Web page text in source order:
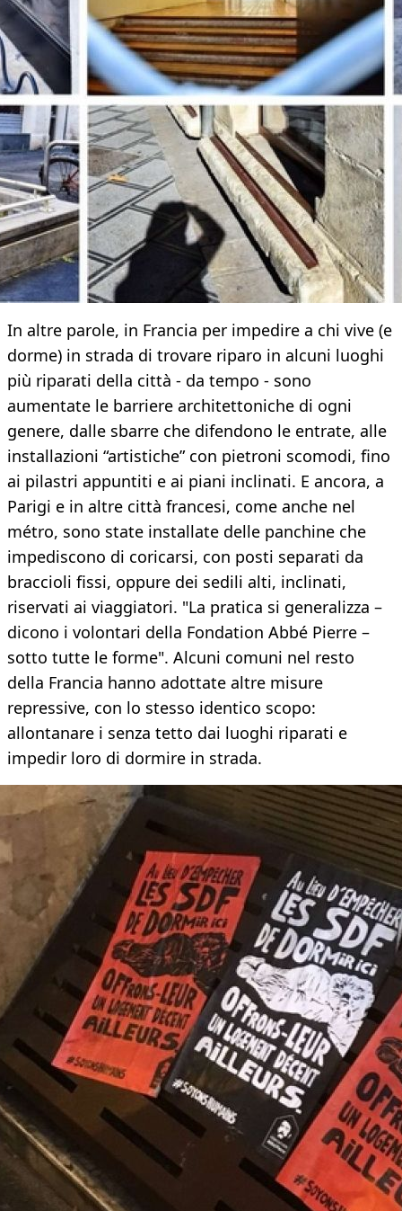
In altre parole, in Francia per impedire a chi vive (e
dorme) in strada di trovare riparo in alcuni luoghi
più riparati della città - da tempo - sono
aumentate le barriere architettoniche di ogni
genere, dalle sbarre che difendono le entrate, alle
installazioni “artistiche” con pietroni scomodi, fino
ai pilastri appuntiti e ai piani inclinati. E ancora, a
Parigi e in altre città francesi, come anche nel
métro, sono state installate delle panchine che
impediscono di coricarsi, con posti separati da
braccioli fissi, oppure dei sedili alti, inclinati,
riservati ai viaggiatori. "La pratica si generalizza –
dicono i volontari della Fondation Abbé Pierre –
sotto tutte le forme". Alcuni comuni nel resto
della Francia hanno adottate altre misure
repressive, con lo stesso identico scopo:
allontanare i senza tetto dai luoghi riparati e
impedir loro di dormire in strada.